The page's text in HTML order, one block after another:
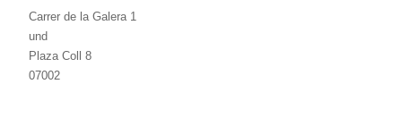
Carrer de la Galera 1
und
Plaza Coll 8
07002